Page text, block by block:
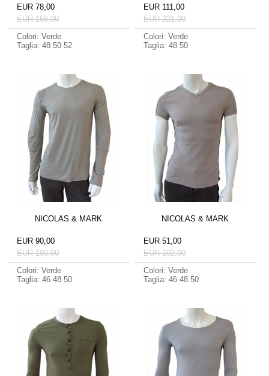
EUR 78,00
EUR 156,00
Colori: Verde
Taglia: 48 50 52
EUR 111,00
EUR 221,00
Colori: Verde
Taglia: 48 50
NICOLAS & MARK
EUR 90,00
EUR 180,00
Colori: Verde
Taglia: 46 48 50
NICOLAS & MARK
EUR 51,00
EUR 102,00
Colori: Verde
Taglia: 46 48 50